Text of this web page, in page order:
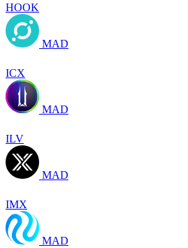
HOOK
MAD
ICX
MAD
ILV
MAD
IMX
MAD